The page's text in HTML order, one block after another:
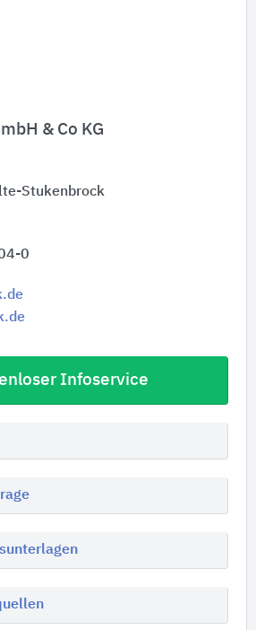
& Co KG
Stukenbrock
0
Infoservice